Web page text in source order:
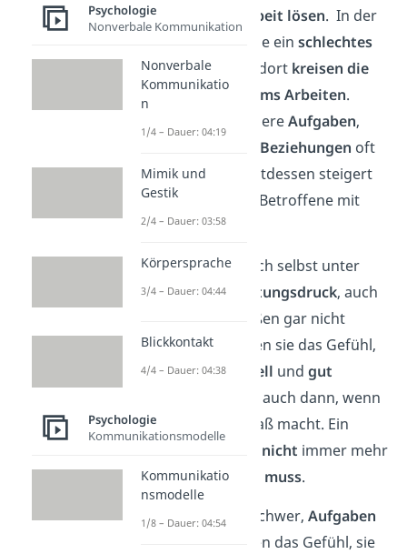
schlecht von der Arbeit lösen. In der
Freizeit entwickeln sie ein schlechtes
Gewissenund auch dort kreisen die
Gedanken ständig ums Arbeiten.
Deshalb werden andereAufgaben,
soziale Beziehungen oft
vernachlässigt
. Stattdessen steigert
sich die Zeit, die der Betroffene mit
Arbeit verbringt.
Betroffene setzen sich selbst unter
einenenormen Leistungsdruck, auch
wenn dieser von außen gar nicht
gegeben ist. So haben sie das Gefühl,
möglichstviel,schnell und gut
arbeiten zu müssen, auch dann, wenn
die Arbeit keinen Spaß macht. Ein
nicht immer mehr
arbeiten, sondern
er muss.
Vielen fällt es auch schwer, Aufgaben
Sie haben das Gefühl, sie
Psychologie
Nonverbale Kommunikation
Nonverbale
Kommunikatio
n
1/4 – Dauer: 04:19
Mimik und
Gestik
2/4 – Dauer: 03:58
Körpersprache
3/4 – Dauer: 04:44
Blickkontakt
4/4 – Dauer: 04:38
Psychologie
Kommunikationsmodelle
Kommunikatio
nsmodelle
1/8 – Dauer: 04:54